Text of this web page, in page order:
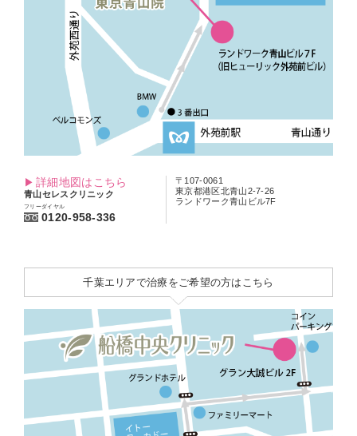
詳細地図はこちら
青山セレスクリニック
フリーダイヤル
0120-958-336
〒107-0061
東京都港区北青山2-7-26
ランドワーク青山ビル7F
千葉エリアで治療をご希望の方はこちら